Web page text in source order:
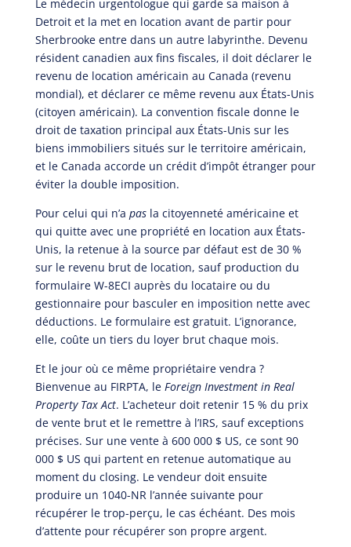
Le médecin urgentologue qui garde sa maison à
Detroit et la met en location avant de partir pour
Sherbrooke entre dans un autre labyrinthe. Devenu
résident canadien aux fins fiscales, il doit déclarer le
revenu de location américain au Canada (revenu
mondial), et déclarer ce même revenu aux États-Unis
(citoyen américain). La convention fiscale donne le
droit de taxation principal aux États-Unis sur les
biens immobiliers situés sur le territoire américain,
et le Canada accorde un crédit d’impôt étranger pour
éviter la double imposition.
Pour celui qui n’a pasla citoyenneté américaine et
qui quitte avec une propriété en location aux États-
Unis, la retenue à la source par défaut est de 30 %
sur le revenu brut de location, sauf production du
formulaire W-8ECI auprès du locataire ou du
gestionnaire pour basculer en imposition nette avec
déductions. Le formulaire est gratuit. L’ignorance,
elle, coûte un tiers du loyer brut chaque mois.
Et le jour où ce même propriétaire vendra ?
Bienvenue au FIRPTA, le Foreign Investment in Real
Property Tax Act. L’acheteur doit retenir 15 % du prix
de vente brut et le remettre à l’IRS, sauf exceptions
précises. Sur une vente à 600 000 $ US, ce sont 90
000 $ US qui partent en retenue automatique au
moment du closing. Le vendeur doit ensuite
produire un 1040-NR l’année suivante pour
récupérer le trop-perçu, le cas échéant. Des mois
d’attente pour récupérer son propre argent.